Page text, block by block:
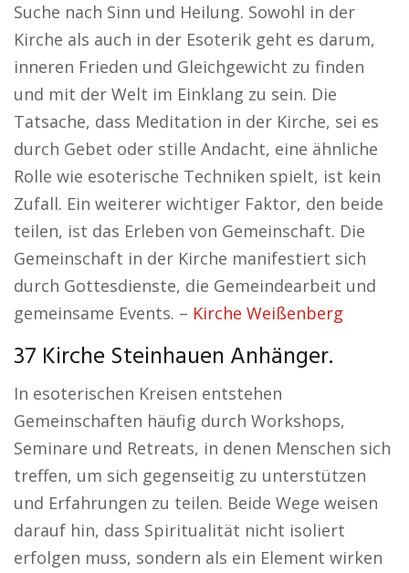
Suche nach Sinn und Heilung. Sowohl in der
Kirche als auch in der Esoterik geht es darum,
inneren Frieden und Gleichgewicht zu finden
und mit der Welt im Einklang zu sein. Die
Tatsache, dass Meditation in der Kirche, sei es
durch Gebet oder stille Andacht, eine ähnliche
Rolle wie esoterische Techniken spielt, ist kein
Zufall. Ein weiterer wichtiger Faktor, den beide
teilen, ist das Erleben von Gemeinschaft. Die
Gemeinschaft in der Kirche manifestiert sich
durch Gottesdienste, die Gemeindearbeit und
gemeinsame Events. – Kirche Weißenberg
37 Kirche Steinhauen Anhänger.
In esoterischen Kreisen entstehen
Gemeinschaften häufig durch Workshops,
Seminare und Retreats, in denen Menschen sich
treffen, um sich gegenseitig zu unterstützen
und Erfahrungen zu teilen. Beide Wege weisen
darauf hin, dass Spiritualität nicht isoliert
erfolgen muss, sondern als ein Element wirken